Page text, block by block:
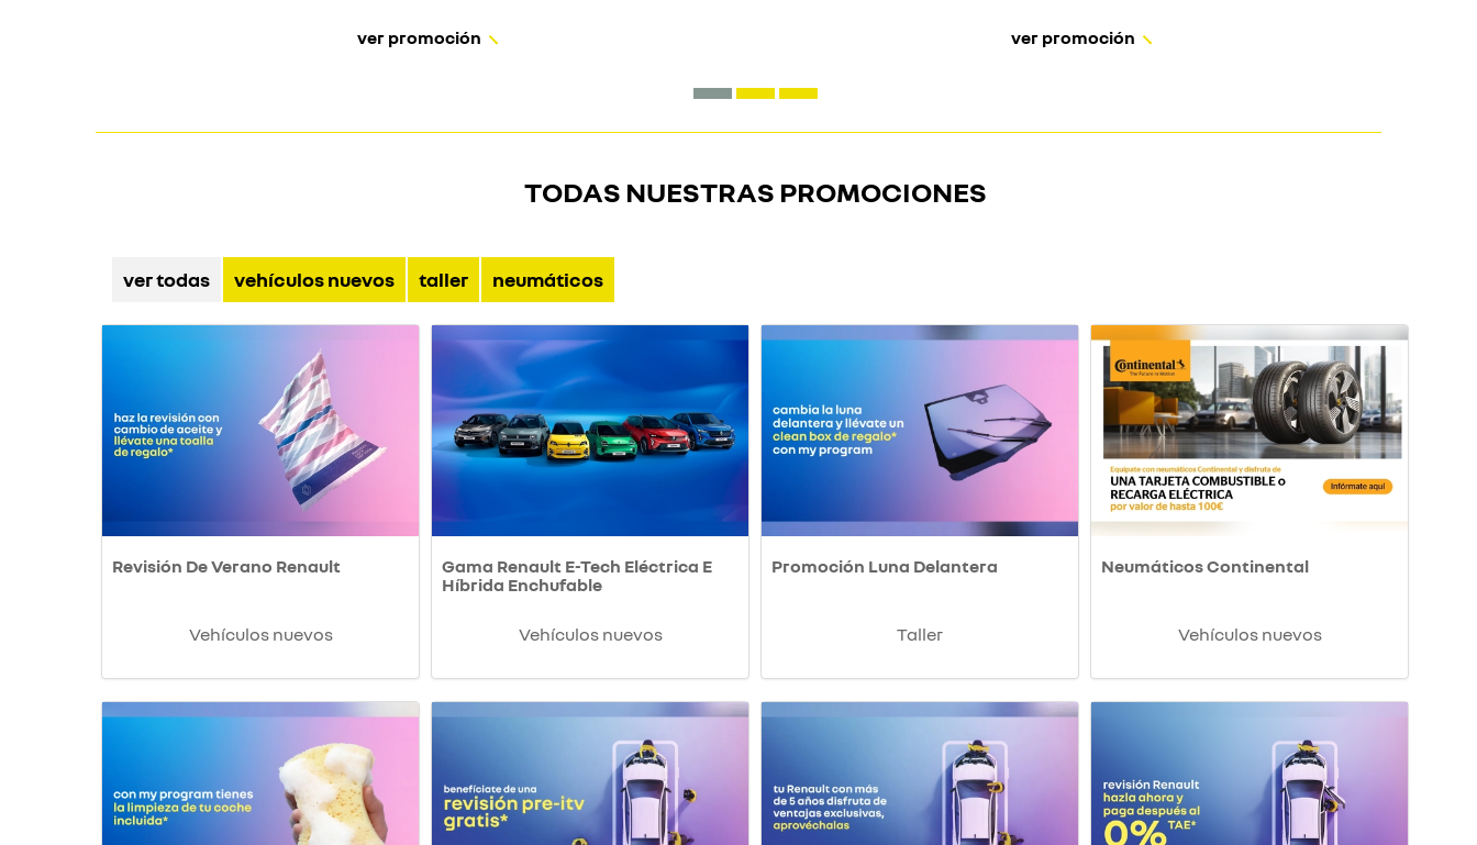
ver promoción ver promoción
TODAS NUESTRAS PROMOCIONES
ver todas vehículos nuevos taller neumáticos
Revisión De Verano Renault
Vehículos nuevos
Gama Renault E-Tech Eléctrica E
Híbrida Enchufable
Vehículos nuevos
Promoción Luna Delantera
Taller
Neumáticos Continental
Vehículos nuevos